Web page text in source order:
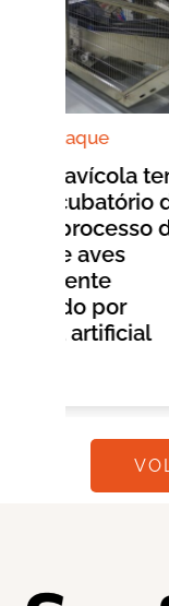
Eventos